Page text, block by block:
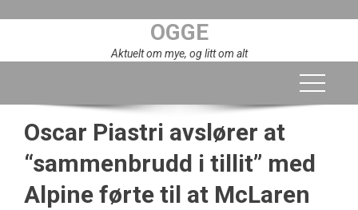
OGGE
Aktuelt om mye, og litt om alt
Oscar Piastri avslører at
“sammenbrudd i tillit” med
Alpine førte til at McLaren